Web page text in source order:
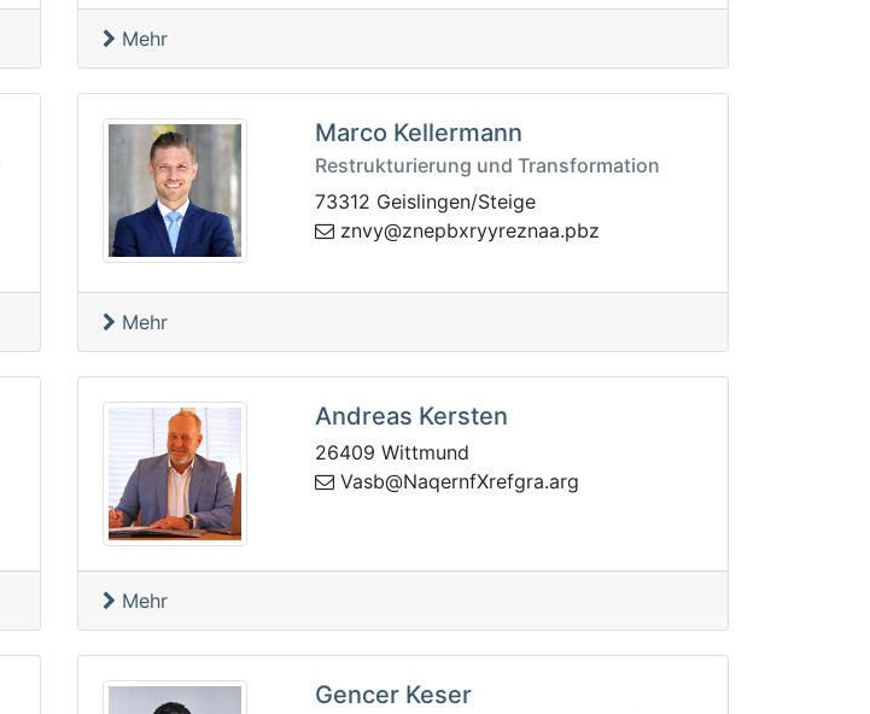
Mehr
Marco Kellermann
Restrukturierung und Transformation
73312 Geislingen/Steige
zbp.aanzeryyrxbp
enz@yvnz
Mehr
Andreas Kersten
26409 Wittmund
gra.
argferXfnreqaN@bsaV
Mehr
Gencer Keser